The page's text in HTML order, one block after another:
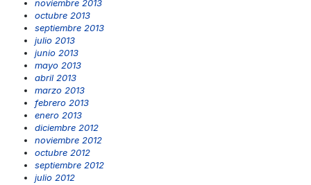
noviembre 2013
octubre 2013
septiembre 2013
julio 2013
junio 2013
mayo 2013
abril 2013
marzo 2013
febrero 2013
enero 2013
diciembre 2012
noviembre 2012
octubre 2012
septiembre 2012
julio 2012